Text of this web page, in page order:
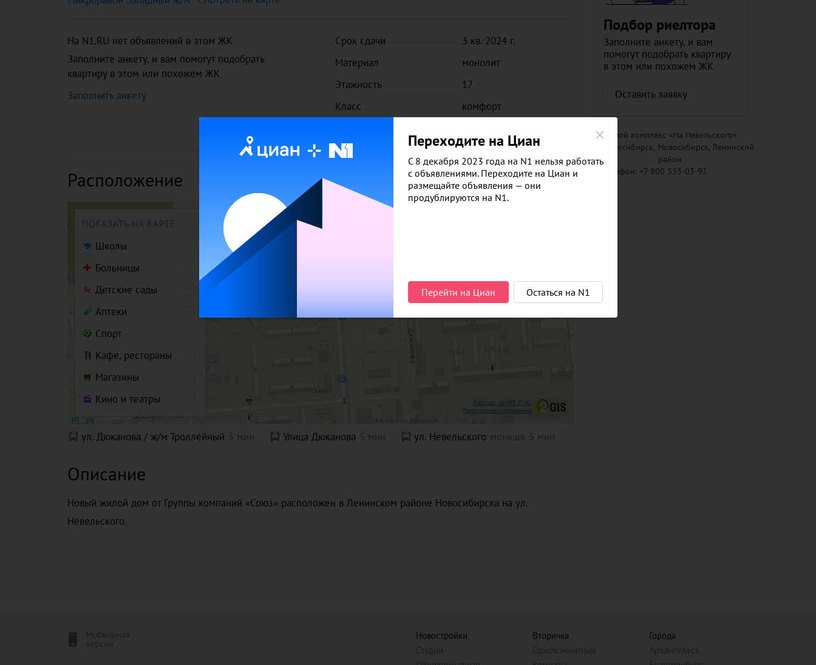
На N1.RU нет объявлений в этом ЖК
Заполните анкету, и вам помогут подобрать
квартиру в этом или похожем ЖК
Заполнить анкету
Срок сдачи
3 кв. 2024 г.
Материал
монолит
Этажность
17
Класс
комфорт
Расположение
Работает на API 2ГИС
Лицензионное соглашение
ПОКАЗАТЬ НА КАРТЕ
Школы
Больницы
Детские сады
Аптеки
Спорт
Кафе, рестораны
Магазины
Кино и театры
ул. Дюканова / ж/м Троллейный 5 мин Улица Дюканова 5 мин ул. Невельского меньше 5 мин
Описание
Новый жилой дом от Группы компаний «Союз» расположен в Ленинском районе Новосибирска на ул.
Невельского.
Подбор риелтора
Заполните анкету, и вам
помогут подобрать квартиру
в этом или похожем ЖК
Оставить заявку
Жилой комплекс «На Невельского»
Новосибирск, Новосибирск, Ленинский
район
Телефон: +7 800 333-03-93
Новостройки
Вторичка
Города
Переходите на Циан
С 8 декабря 2023 года на N1 нельзя работать
с объявлениями. Переходите на Циан и
размещайте объявления — они
продублируются на N1.
Перейти на Циан Остаться на N1